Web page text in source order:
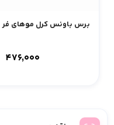
برس باونس کرل موهای فر
۴۷۶,۰۰۰